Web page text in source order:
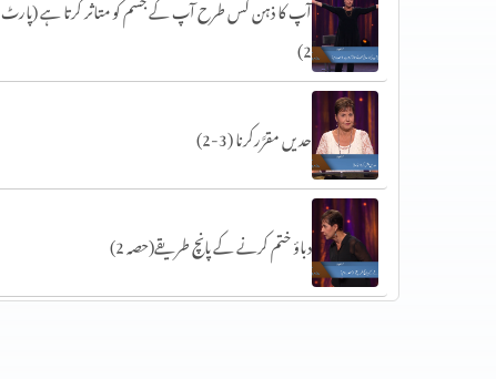
آپ کا ذہن کس طرح آپ کے جسم کو متاثر کرتا ہے (پارٹ
2)
حدیں مقرَّرکرنا (3-2)
دباؤ ختم کرنے کے پانچ طریقے(حصہ 2)